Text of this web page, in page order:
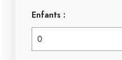
Enfants :